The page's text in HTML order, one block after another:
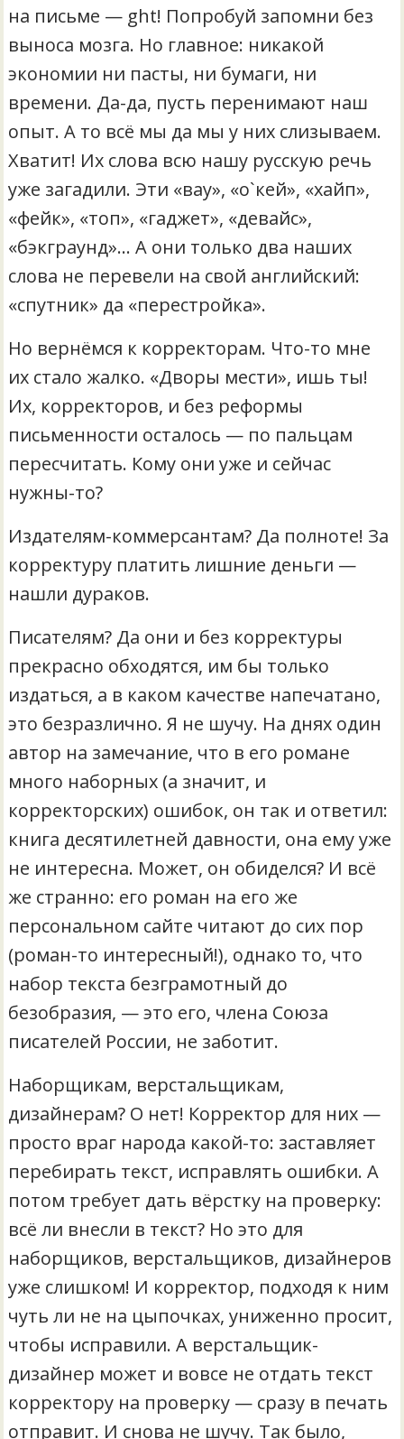
на письме — ght! Попробуй запомни без
выноса мозга. Но главное: никакой
экономии ни пасты, ни бумаги, ни
времени. Да-да, пусть перенимают наш
опыт. А то всё мы да мы у них слизываем.
Хватит! Их слова всю нашу русскую речь
уже загадили. Эти «вау», «о`кей», «хайп»,
«фейк», «топ», «гаджет», «девайс»,
«бэкграунд»… А они только два наших
слова не перевели на свой английский:
«спутник» да «перестройка».
Но вернёмся к корректорам. Что-то мне
их стало жалко. «Дворы мести», ишь ты!
Их, корректоров, и без реформы
письменности осталось — по пальцам
пересчитать. Кому они уже и сейчас
нужны-то?
Издателям-коммерсантам? Да полноте! За
корректуру платить лишние деньги —
нашли дураков.
Писателям? Да они и без корректуры
прекрасно обходятся, им бы только
издаться, а в каком качестве напечатано,
это безразлично. Я не шучу. На днях один
автор на замечание, что в его романе
много наборных (а значит, и
корректорских) ошибок, он так и ответил:
книга десятилетней давности, она ему уже
не интересна. Может, он обиделся? И всё
же странно: его роман на его же
персональном сайте читают до сих пор
(роман-то интересный!), однако то, что
набор текста безграмотный до
безобразия, — это его, члена Союза
писателей России, не заботит.
Наборщикам, верстальщикам,
дизайнерам? О нет! Корректор для них —
просто враг народа какой-то: заставляет
перебирать текст, исправлять ошибки. А
потом требует дать вёрстку на проверку:
всё ли внесли в текст? Но это для
наборщиков, верстальщиков, дизайнеров
уже слишком! И корректор, подходя к ним
чуть ли не на цыпочках, униженно просит,
чтобы исправили. А верстальщик-
дизайнер может и вовсе не отдать текст
корректору на проверку — сразу в печать
отправит. И снова не шучу. Так было,